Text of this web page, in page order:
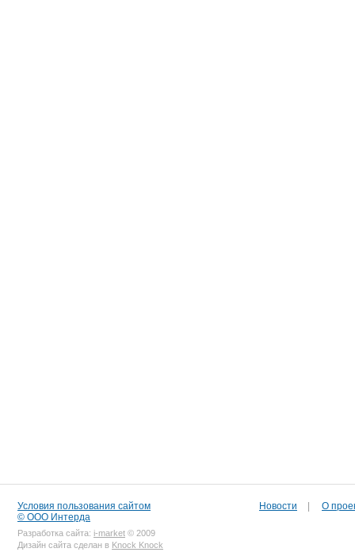
Условия пользования сайтом
© ООО Интерда
Разработка сайта: i-market © 2009
Дизайн сайта сделан в Knock Knock
Новости О